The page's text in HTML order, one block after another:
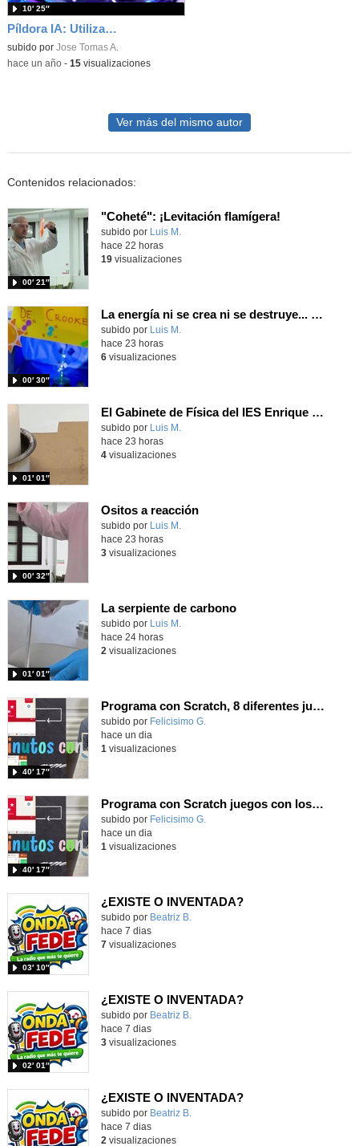
Píldora IA: Utilización de Fliki
subido por Jose Tomas A.
10′ 25″
-hace un año- 15visualizaciones
Ver más del mismo autor
Contenidos relacionados:
"Coheté": ¡Levitación flamígera!
Contenido educativo.
subido por Luis M.
00′ 21″
hace 22 horas
19visualizaciones
La energía ni se crea ni se destruye... ¡se experimenta! El Tierno en la Feria Madrid es Ciencia 2026
Contenido educativo.
subido por Luis M.
00′ 30″
hace 23 horas
6visualizaciones
El Gabinete de Física del IES Enrique Tierno Galván de Parla (Curso 25-26)
Contenido educativo.
subido por Luis M.
01′ 01″
hace 23 horas
4visualizaciones
Ositos a reacción
Contenido educativo.
subido por Luis M.
00′ 32″
hace 23 horas
3visualizaciones
La serpiente de carbono
Contenido educativo.
subido por Luis M.
01′ 01″
hace 24 horas
2 visualizaciones
Programa con Scratch, 8 diferentes juegos para vivir la emoción de los partidos de España en el mundial 2026
Contenido educativo.
subido por Felicisimo G.
40′ 17″
hace un dia
1 visualizaciones
Programa con Scratch juegos con los partidos del mundial 2026 ganados por España
Contenido educativo.
subido por Felicisimo G.
40′ 17″
hace un dia
1 visualizaciones
¿EXISTE O INVENTADA?
Contenido educativo.
subido por Beatriz B.
03′ 10″
hace 7 dias
7visualizaciones
¿EXISTE O INVENTADA?
Contenido educativo.
subido por Beatriz B.
02′ 01″
hace 7 dias
3visualizaciones
¿EXISTE O INVENTADA?
Contenido educativo.
subido por Beatriz B.
hace 7 dias
2 visualizaciones